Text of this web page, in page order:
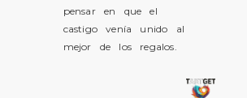
pensar en que el
castigo venía unido al
mejor de los regalos.